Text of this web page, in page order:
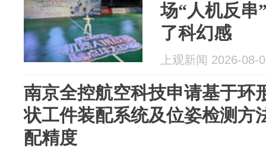
场“人机反串
了科幻感
上观新闻 2026-08-
南京全控航空科技申请基于环
状工件装配系统及位姿检测方
配精度